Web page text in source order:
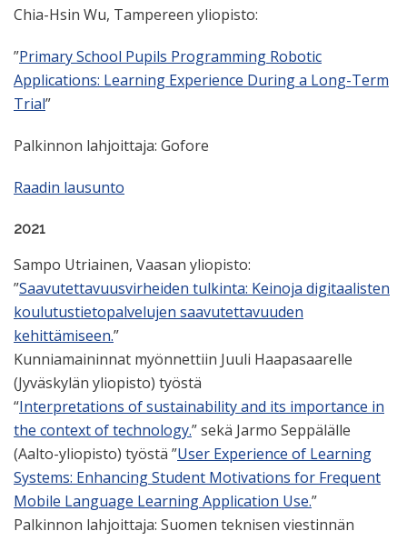
Chia-Hsin Wu, Tampereen yliopisto:
”Primary School Pupils Programming Robotic
Applications: Learning Experience During a Long-Term
Trial”
Palkinnon lahjoittaja: Gofore
Raadin lausunto
2021
Sampo Utriainen, Vaasan yliopisto:
”Saavutettavuusvirheiden tulkinta: Keinoja digitaalisten
koulutustietopalvelujen saavutettavuuden
kehittämiseen.”
Kunniamaininnat myönnettiin Juuli Haapasaarelle
(Jyväskylän yliopisto) työstä
“Interpretations of sustainability and its importance in
the context of technology.” sekä Jarmo Seppälälle
(Aalto-yliopisto) työstä ”User Experience of Learning
Systems: Enhancing Student Motivations for Frequent
Mobile Language Learning Application Use.”
Palkinnon lahjoittaja: Suomen teknisen viestinnän